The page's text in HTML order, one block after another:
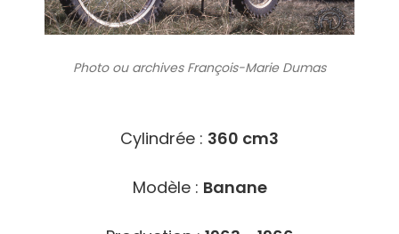
Photo ou archivesFrançois-Marie Dumas
Cylindrée : 360 cm3
Modèle : Banane